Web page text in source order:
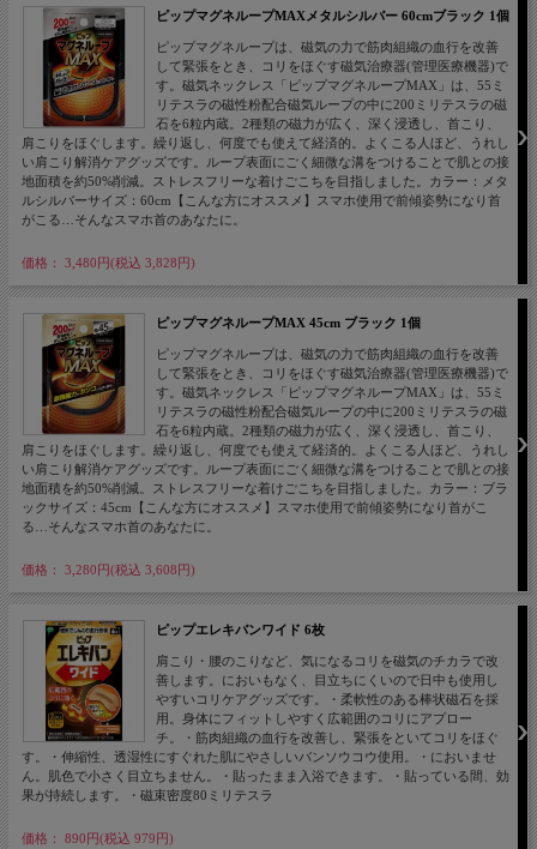
ピップマグネループMAXメタルシルバー 60cmブラック 1個
ピップマグネループは、磁気の力で筋肉組織の血行を改善
して緊張をとき、コリをほぐす磁気治療器(管理医療機器)で
す。磁気ネックレス「ピップマグネループMAX」は、55ミ
リテスラの磁性粉配合磁気ループの中に200ミリテスラの磁
石を6粒内蔵。2種類の磁力が広く、深く浸透し、首こり、
肩こりをほぐします。繰り返し、何度でも使えて経済的。よくこる人ほど、うれし
い肩こり解消ケアグッズです。ループ表面にごく細微な溝をつけることで肌との接
地面積を約50%削減。ストレスフリーな着けごこちを目指しました。カラー：メタ
ルシルバーサイズ：60cm【こんな方にオススメ】スマホ使用で前傾姿勢になり首
がこる…そんなスマホ首のあなたに。
価格： 3,480円(税込 3,828円)
ピップマグネループMAX 45cm ブラック 1個
ピップマグネループは、磁気の力で筋肉組織の血行を改善
して緊張をとき、コリをほぐす磁気治療器(管理医療機器)で
す。磁気ネックレス「ピップマグネループMAX」は、55ミ
リテスラの磁性粉配合磁気ループの中に200ミリテスラの磁
石を6粒内蔵。2種類の磁力が広く、深く浸透し、首こり、
肩こりをほぐします。繰り返し、何度でも使えて経済的。よくこる人ほど、うれし
い肩こり解消ケアグッズです。ループ表面にごく細微な溝をつけることで肌との接
地面積を約50%削減。ストレスフリーな着けごこちを目指しました。カラー：ブラ
ックサイズ：45cm【こんな方にオススメ】スマホ使用で前傾姿勢になり首がこ
る…そんなスマホ首のあなたに。
価格： 3,280円(税込 3,608円)
ピップエレキバンワイド 6枚
肩こり・腰のこりなど、気になるコリを磁気のチカラで改
善します。においもなく、目立ちにくいので日中も使用し
やすいコリケアグッズです。・柔軟性のある棒状磁石を採
用。身体にフィットしやすく広範囲のコリにアプロー
チ。・筋肉組織の血行を改善し、緊張をといてコリをほぐ
す。・伸縮性、透湿性にすぐれた肌にやさしいバンソウコウ使用。・においませ
ん。肌色で小さく目立ちません。・貼ったまま入浴できます。・貼っている間、効
果が持続します。・磁束密度80ミリテスラ
価格： 890円(税込 979円)